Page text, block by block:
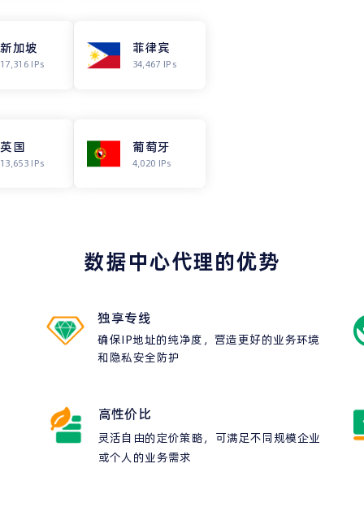
新加坡
17,316 IPs
菲律宾
34,467 IPs
英国
13,653 IPs
葡萄牙
4,020 IPs
数据中心代理的优势
独享专线
确保IP地址的纯净度，营造更好的业务环境
和隐私安全防护
高性价比
灵活自由的定价策略，可满足不同规模企业
或个人的业务需求